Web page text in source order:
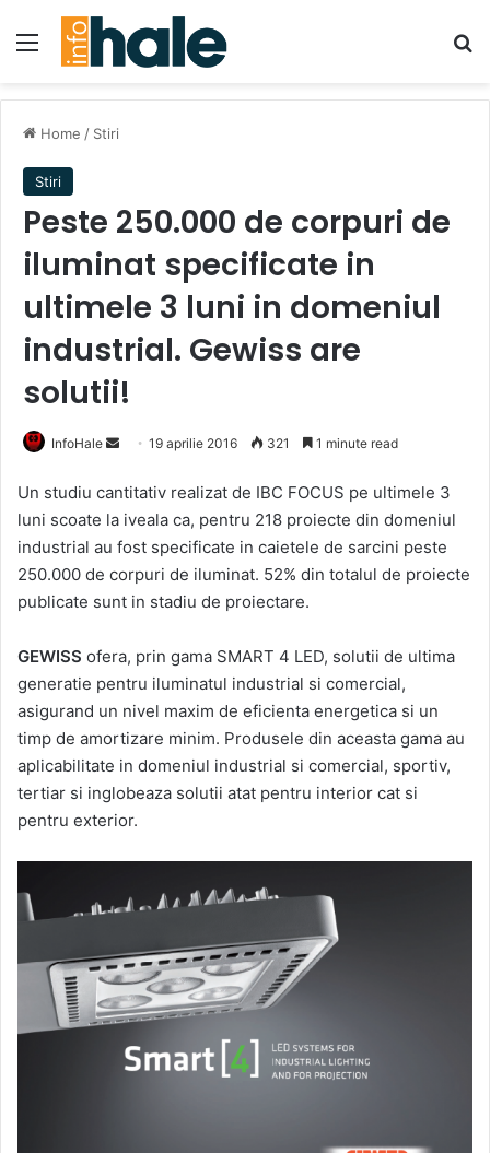
Menu
Home / Stiri
Stiri
Peste 250.000 de corpuri de
iluminat specificate in
ultimele 3 luni in domeniul
industrial. Gewiss are
solutii!
InfoHale
Send
email
19 aprilie 2016 321 1 minute read
Un studiu cantitativ realizat de IBC FOCUS pe ultimele 3
luni scoate la iveala ca, pentru 218 proiecte din domeniul
industrial au fost specificate in caietele de sarcini peste
250.000 de corpuri de iluminat. 52% din totalul de proiecte
publicate sunt in stadiu de proiectare.
GEWISS ofera, prin gama SMART 4 LED, solutii de ultima
generatie pentru iluminatul industrial si comercial,
asigurand un nivel maxim de eficienta energetica si un
timp de amortizare minim. Produsele din aceasta gama au
aplicabilitate in domeniul industrial si comercial, sportiv,
tertiar si inglobeaza solutii atat pentru interior cat si
pentru exterior.